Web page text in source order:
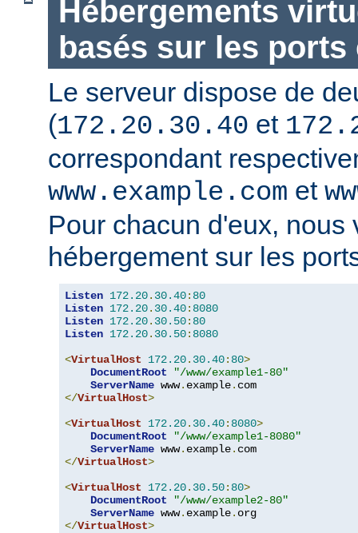
Hébergements
basés sur les ports
Le serveur dispose de
(172.20.30.40 et
correspondant
www.example.com et
Pour chacun d'eux, nous
hébergement sur les
Listen 172.20. 30.40: 80
Listen 172.20. 30.40: 8080
Listen 172.20. 30.50: 80
Listen 172.20. 30.50: 8080
<VirtualHost 172.20. 30.40: 80>
DocumentRoot
"/www/example1-80"
ServerName www. example.
</VirtualHost>
<VirtualHost 172.20. 30.40: 8080>
DocumentRoot
"/www/example1-8080"
ServerName www. example.
</VirtualHost>
<VirtualHost 172.20. 30.50: 80>
DocumentRoot
"/www/example2-80"
ServerName www. example.
</VirtualHost>